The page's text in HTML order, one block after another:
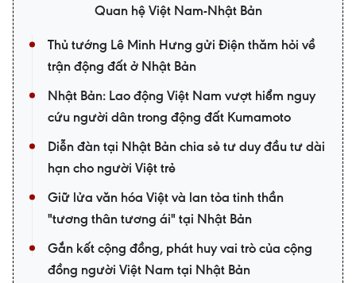
Quan hệ Việt Nam-Nhật Bản
Thủ tướng Lê Minh Hưng gửi Điện thăm hỏi về
trận động đất ở Nhật Bản
Nhật Bản: Lao động Việt Nam vượt hiểm nguy
cứu người dân trong động đất Kumamoto
Diễn đàn tại Nhật Bản chia sẻ tư duy đầu tư dài
hạn cho người Việt trẻ
Giữ lửa văn hóa Việt và lan tỏa tinh thần
"tương thân tương ái" tại Nhật Bản
Gắn kết cộng đồng, phát huy vai trò của cộng
đồng người Việt Nam tại Nhật Bản